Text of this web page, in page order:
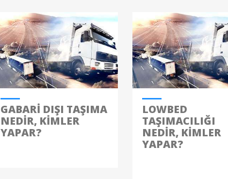
GABARI DIŞI TAŞIMA
NEDIR, KIMLER
YAPAR?
LOWBED
TAŞIMACILIĞI
NEDIR, KIMLER
YAPAR?